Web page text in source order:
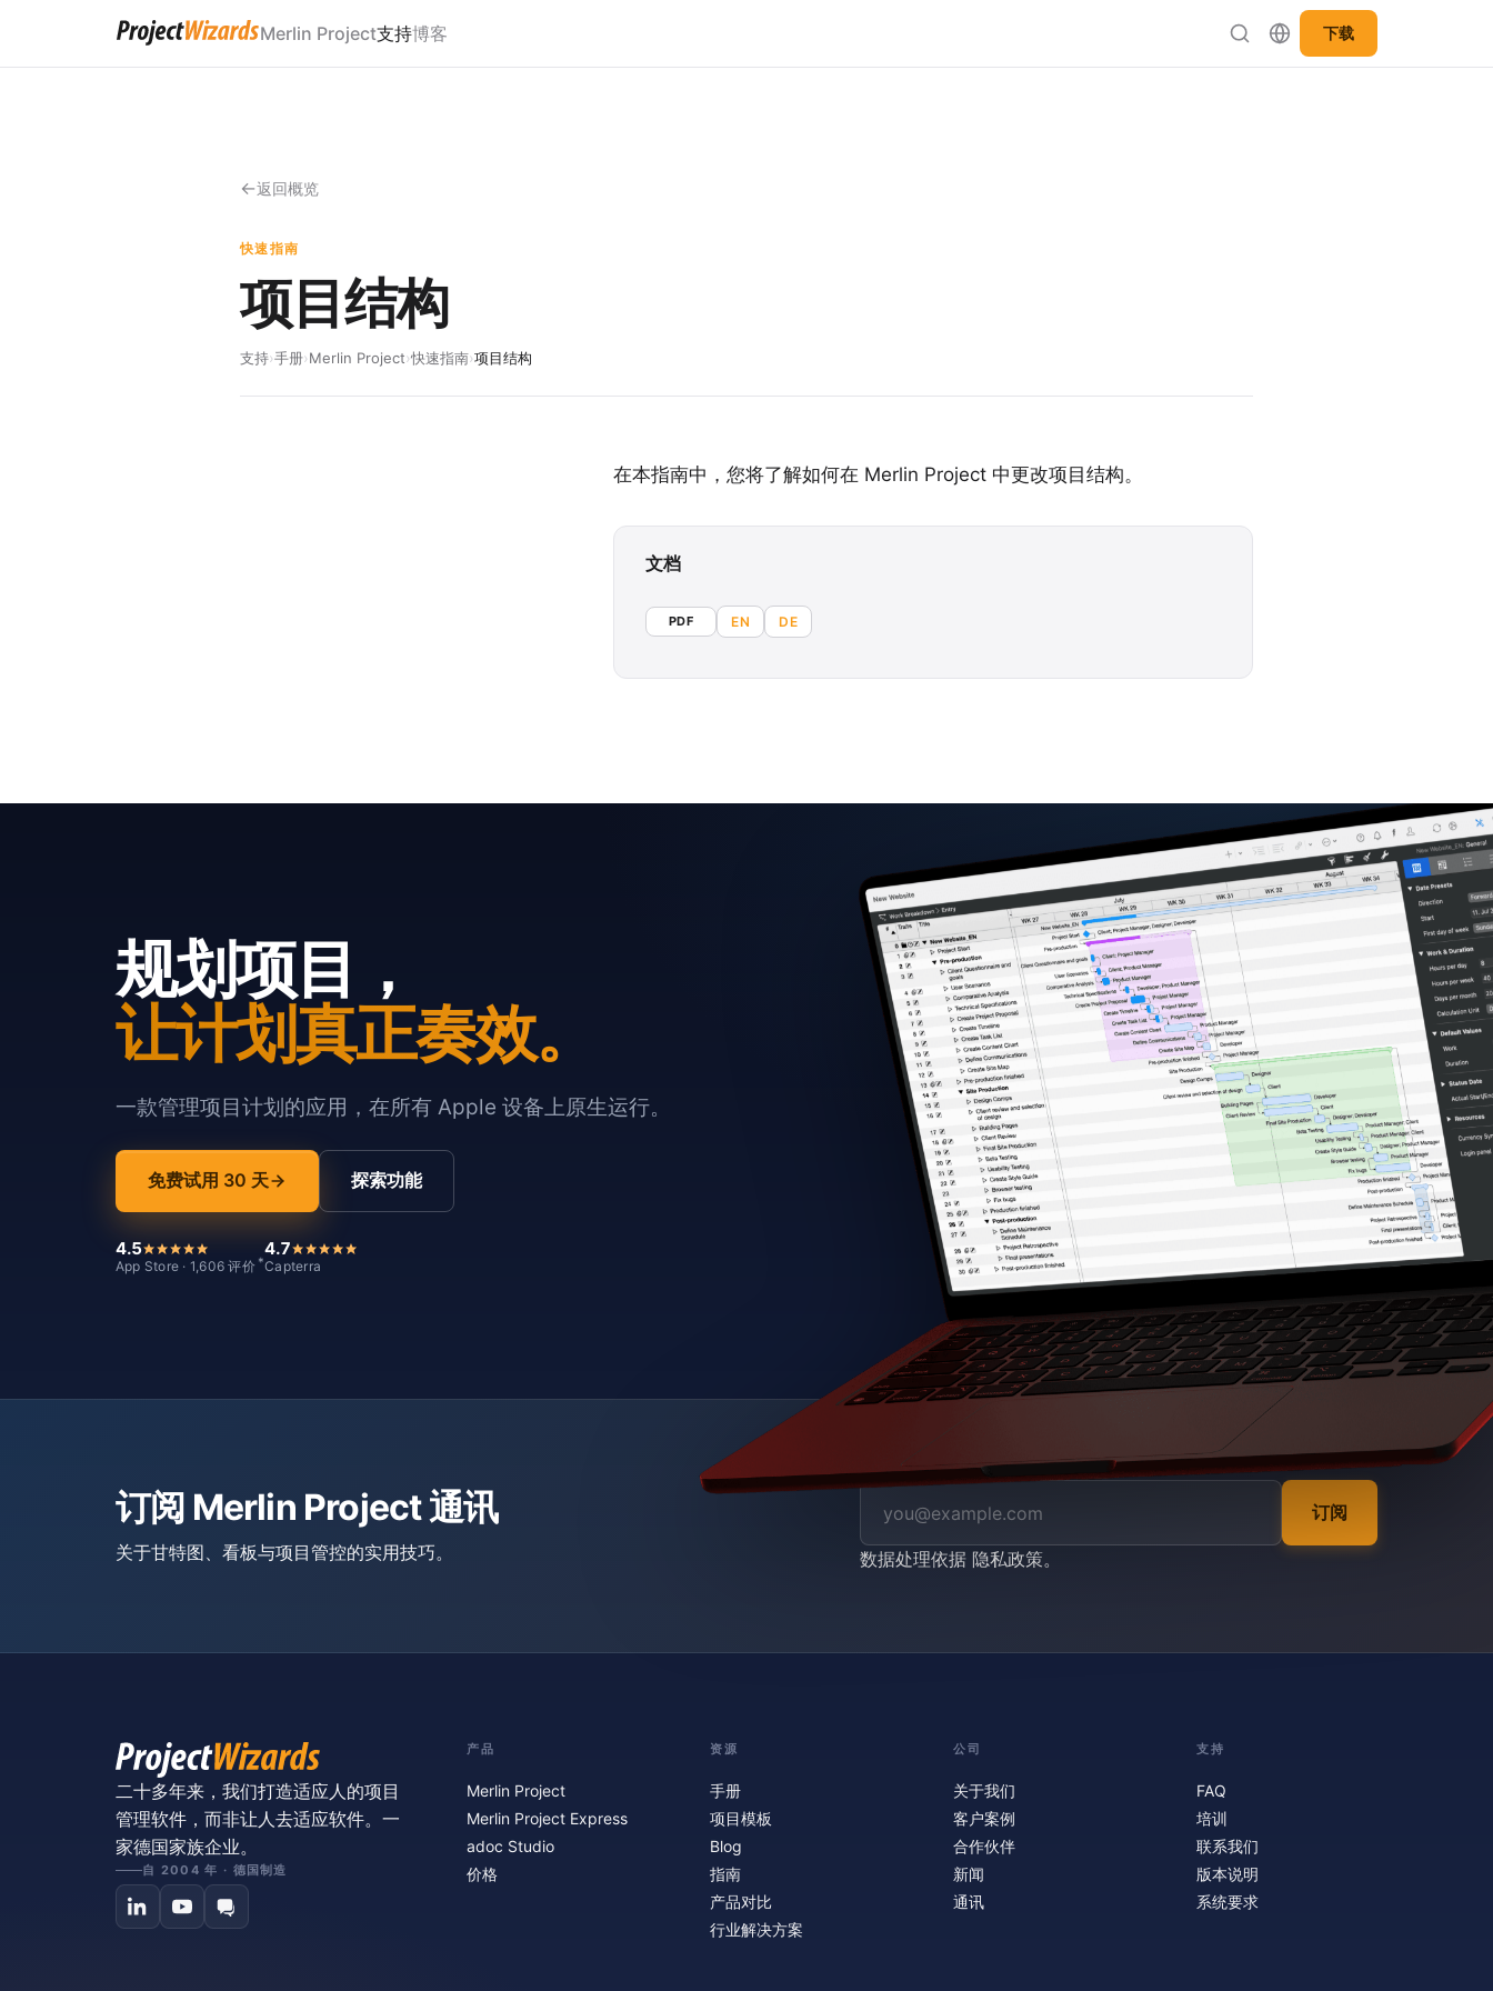
Merlin Project支持博客 下载
返回概览
快速指南
项目结构
支持›手册›Merlin Project›快速指南›项目结构
在本指南中，您将了解如何在 Merlin Project 中更改项目结构。
文档
PDF EN DE
规划项目，
让计划真正奏效。
一款管理项目计划的应用，在所有 Apple 设备上原生运行。
免费试用 30 天 探索功能
4.5
App Store · 1,606 评价 *
4.7
Capterra
订阅 Merlin Project 通讯
关于甘特图、看板与项目管控的实用技巧。
订阅
数据处理依据 隐私政策。
二十多年来，我们打造适应人的项目
管理软件，而非让人去适应软件。一
家德国家族企业。
自 2004 年 · 德国制造
产品
Merlin Project
Merlin Project Express
adoc Studio
价格
资源
手册
项目模板
Blog
指南
产品对比
行业解决方案
公司
关于我们
客户案例
合作伙伴
新闻
通讯
支持
FAQ
培训
联系我们
版本说明
系统要求